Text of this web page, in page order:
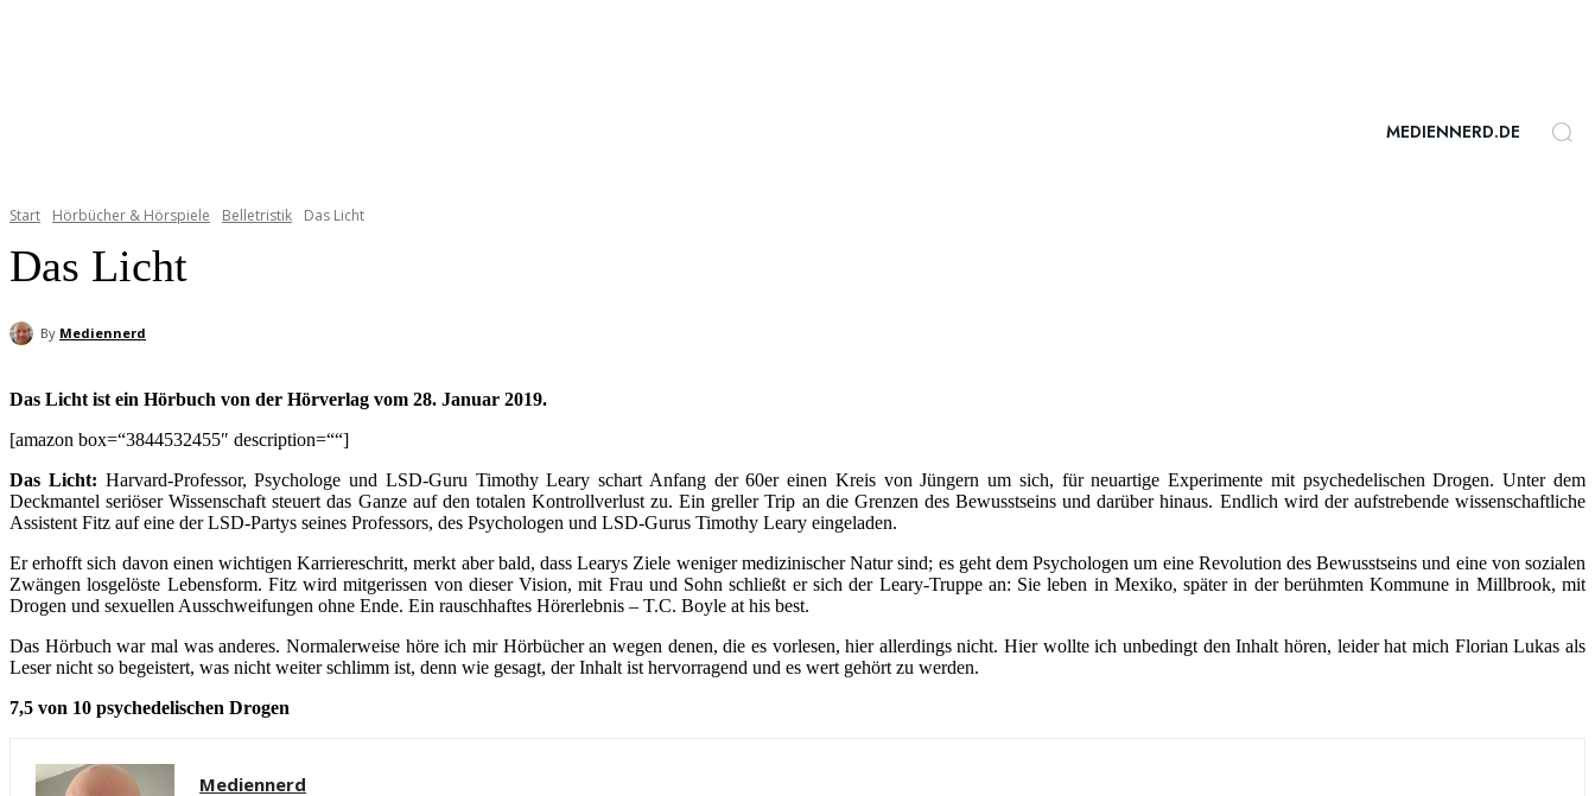
MEDIENNERD.DE
Start Hörbücher & Hörspiele Belletristik Das Licht
Das Licht
By Mediennerd
Das Licht ist ein Hörbuch von der Hörverlag vom 28. Januar 2019.
[amazon box=“3844532455″ description=““]
Das Licht: Harvard-Professor, Psychologe und LSD-Guru Timothy Leary schart Anfang der 60er einen Kreis von Jüngern um sich, für neuartige Experimente mit psychedelischen Drogen. Unter dem
Deckmantel seriöser Wissenschaft steuert das Ganze auf den totalen Kontrollverlust zu. Ein greller Trip an die Grenzen des Bewusstseins und darüber hinaus. Endlich wird der aufstrebende wissenschaftliche
Assistent Fitz auf eine der LSD-Partys seines Professors, des Psychologen und LSD-Gurus Timothy Leary eingeladen.
Er erhofft sich davon einen wichtigen Karriereschritt, merkt aber bald, dass Learys Ziele weniger medizinischer Natur sind; es geht dem Psychologen um eine Revolution des Bewusstseins und eine von sozialen
Zwängen losgelöste Lebensform. Fitz wird mitgerissen von dieser Vision, mit Frau und Sohn schließt er sich der Leary-Truppe an: Sie leben in Mexiko, später in der berühmten Kommune in Millbrook, mit
Drogen und sexuellen Ausschweifungen ohne Ende. Ein rauschhaftes Hörerlebnis – T.C. Boyle at his best.
Das Hörbuch war mal was anderes. Normalerweise höre ich mir Hörbücher an wegen denen, die es vorlesen, hier allerdings nicht. Hier wollte ich unbedingt den Inhalt hören, leider hat mich Florian Lukas als
Leser nicht so begeistert, was nicht weiter schlimm ist, denn wie gesagt, der Inhalt ist hervorragend und es wert gehört zu werden.
7,5 von 10 psychedelischen Drogen
Mediennerd